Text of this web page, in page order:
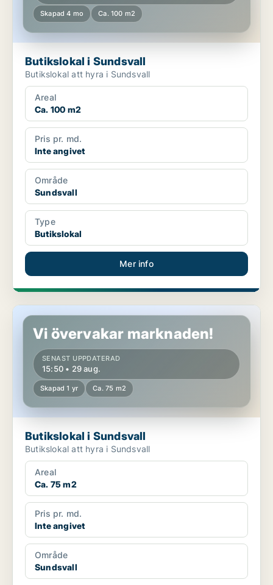
Skapad 4 mo Ca. 100 m2
Butikslokal i Sundsvall
Butikslokal att hyra i Sundsvall
Areal
Ca. 100 m2
Pris pr. md.
Inte angivet
Område
Sundsvall
Type
Butikslokal
Mer info
Butikslokal i Sundsvall
Vi övervakar marknaden!
SENAST UPPDATERAD
15:50 • 29 aug.
Skapad 1 yr Ca. 75 m2
Butikslokal i Sundsvall
Butikslokal att hyra i Sundsvall
Areal
Ca. 75 m2
Pris pr. md.
Inte angivet
Område
Sundsvall